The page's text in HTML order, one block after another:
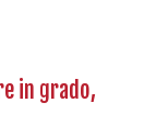
in grado,